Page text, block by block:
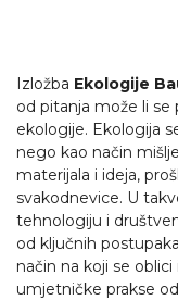
Izložba Ekologije
od pitanja može li se
ekologije. Ekologija
nego kao način
materijala i ideja,
svakodnevice. U
tehnologiju i
od ključnih
način na koji se
umjetničke prakse